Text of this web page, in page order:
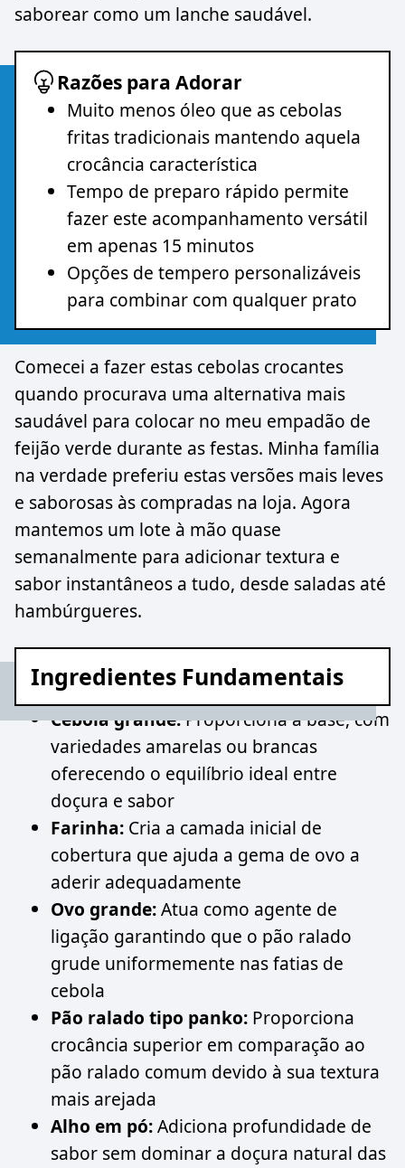
saborear como um lanche saudável.
Razões para Adorar
Muito menos óleo que as cebolas
fritas tradicionais mantendo aquela
crocância característica
Tempo de preparo rápido permite
fazer este acompanhamento versátil
em apenas 15 minutos
Opções de tempero personalizáveis
para combinar com qualquer prato
Comecei a fazer estas cebolas crocantes
quando procurava uma alternativa mais
saudável para colocar no meu empadão de
feijão verde durante as festas. Minha família
na verdade preferiu estas versões mais leves
e saborosas às compradas na loja. Agora
mantemos um lote à mão quase
semanalmente para adicionar textura e
sabor instantâneos a tudo, desde saladas até
hambúrgueres.
Ingredientes Fundamentais
Cebola grande:Proporciona a base, com
variedades amarelas ou brancas
oferecendo o equilíbrio ideal entre
doçura e sabor
Farinha: Cria a camada inicial de
cobertura que ajuda a gema de ovo a
aderir adequadamente
Ovo grande:Atua como agente de
ligação garantindo que o pão ralado
grude uniformemente nas fatias de
cebola
Pão ralado tipo panko: Proporciona
crocância superior em comparação ao
pão ralado comum devido à sua textura
mais arejada
Alho em pó:Adiciona profundidade de
sabor sem dominar a doçura natural das